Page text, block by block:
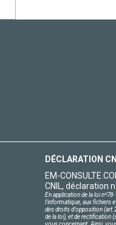
DÉCLARATION
EM-
CNIL, déclaration
En application de la loi
l'informatique, aux fichiers
des droits d'opposition
de la loi), et de rectification